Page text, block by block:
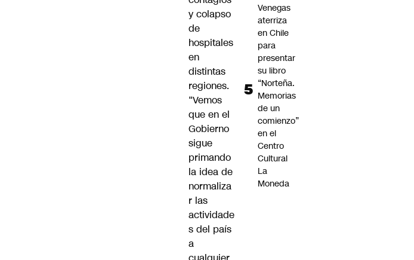
y colapso
de
hospitales
en
distintas
regiones.
“Vemos
que en el
Gobierno
sigue
primando
la idea de
normaliza
r las
actividade
s del país
a
Venegas
aterriza
en Chile
para
presentar
su libro
“Norteña.
Memorias
de un
comienzo”
en el
Centro
Cultural
La
Moneda